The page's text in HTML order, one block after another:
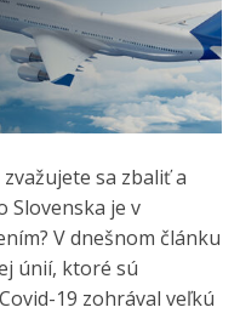
sa zbaliť a
Slovenska je v
V dnešnom článku
únií, ktoré sú
19 zohrával veľkú